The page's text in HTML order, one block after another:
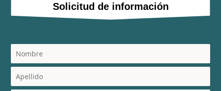
Solicitud de información